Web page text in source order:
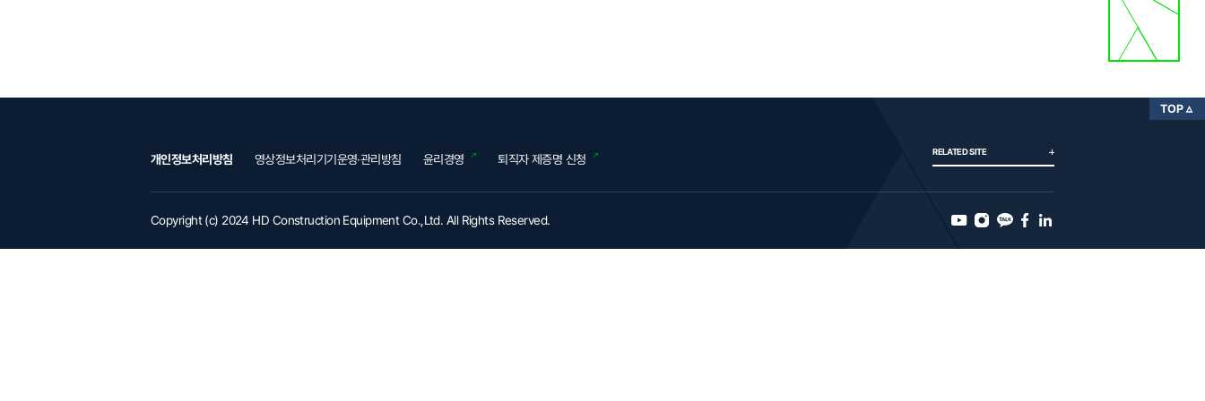
개인정보처리방침 영상정보처리기기운영·관리방침 윤리경영 퇴직자 제증명 신청
RELATED SITE
Copyright (c) 2024 HD Construction Equipment Co.,Ltd. All Rights Reserved.
TOP